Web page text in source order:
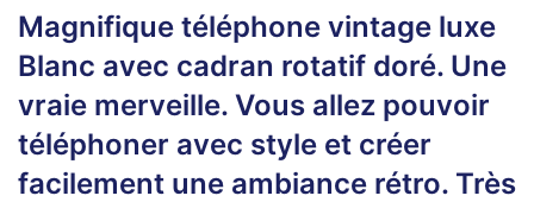
Magnifique téléphone vintage luxe
Blanc avec cadran rotatif doré. Une
vraie merveille. Vous allez pouvoir
téléphoner avec style et créer
facilement une ambiance rétro. Très